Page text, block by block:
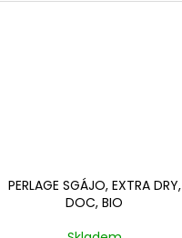
PERLAGE SGÁJO, EXTRA DRY,
DOC, BIO